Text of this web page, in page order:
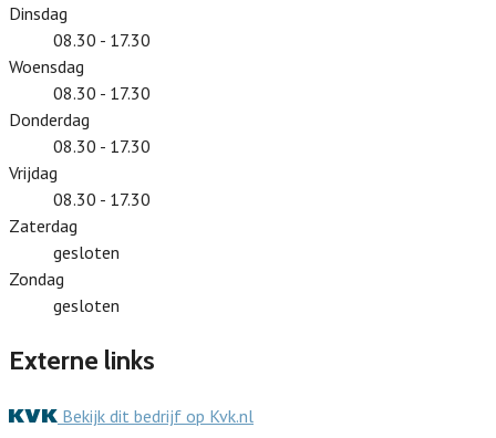
Dinsdag
08.30 - 17.30
Woensdag
08.30 - 17.30
Donderdag
08.30 - 17.30
Vrijdag
08.30 - 17.30
Zaterdag
gesloten
Zondag
gesloten
Externe links
Bekijk dit bedrijf op Kvk.nl